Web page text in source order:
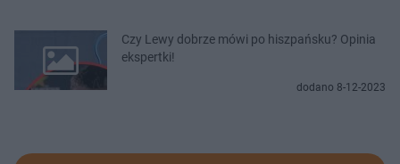
Czy Lewy dobrze mówi po hiszpańsku? Opinia
ekspertki!
dodano 8-12-2023